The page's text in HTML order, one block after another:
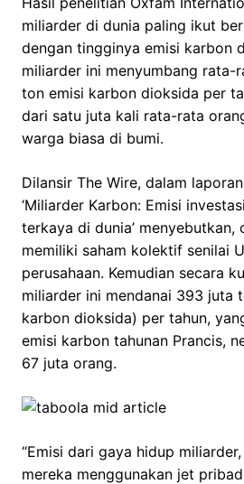
miliarder di dunia paling ikut
dengan tingginya emisi karbon
miliarder ini menyumbang rata-
ton emisi karbon dioksida per
dari satu juta kali rata-rata
warga biasa di bumi.
Dilansir The Wire, dalam
‘Miliarder Karbon: Emisi
terkaya di dunia’ menyebutkan,
memiliki saham kolektif senilai
perusahaan. Kemudian secara
miliarder ini mendanai 393 juta
karbon dioksida) per tahun,
emisi karbon tahunan Prancis,
67 juta orang.
“Emisi dari gaya hidup
mereka menggunakan jet